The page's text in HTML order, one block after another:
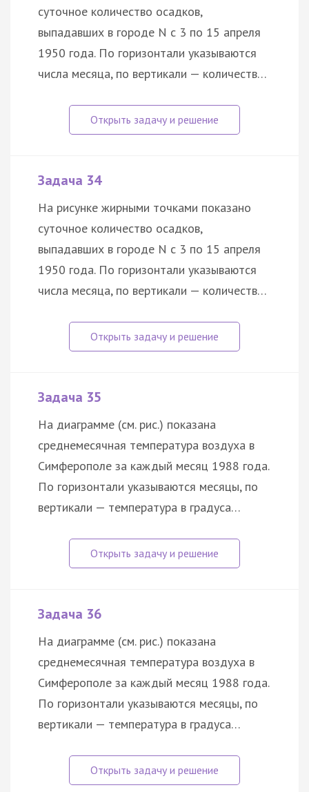
суточное количество осадков,
выпадавших в городе N с 3 по 15 апреля
1950 года. По горизонтали указываются
числа месяца, по вертикали — количеств…
Задача 34
На рисунке жирными точками показано
суточное количество осадков,
выпадавших в городе N с 3 по 15 апреля
1950 года. По горизонтали указываются
числа месяца, по вертикали — количеств…
Задача 35
На диаграмме (см. рис.) показана
среднемесячная температура воздуха в
Симферополе за каждый месяц 1988 года.
По горизонтали указываются месяцы, по
вертикали — температура в градуса…
Задача 36
На диаграмме (см. рис.) показана
среднемесячная температура воздуха в
Симферополе за каждый месяц 1988 года.
По горизонтали указываются месяцы, по
вертикали — температура в градуса…